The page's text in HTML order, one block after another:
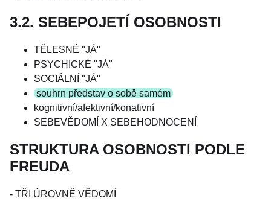
3.2. SEBEPOJETÍ OSOBNOSTI
TĚLESNÉ "JÁ"
PSYCHICKÉ "JÁ"
SOCIÁLNÍ "JÁ"
souhrn představ o sobě samém
kognitivní/afektivní/konativní
SEBEVĚDOMÍ X SEBEHODNOCENÍ
STRUKTURA OSOBNOSTI PODLE
FREUDA
- TŘI ÚROVNĚ VĚDOMÍ